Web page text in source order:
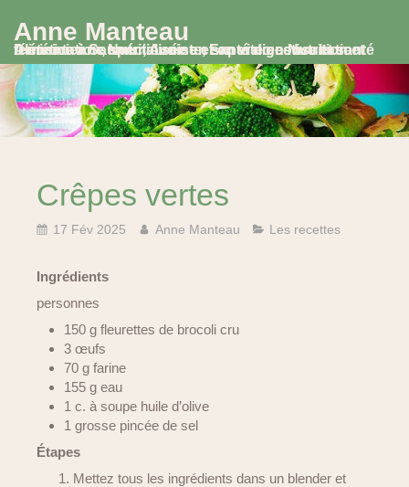
Anne Manteau
Diététicienne Nutritionniste, Experte en Nutrition et Alimentation, spécialisée en santé digestive et santé féminine à Saumur, Avoine et en visio consultation
Crêpes vertes
17 Fév 2025 Anne Manteau Les recettes
Ingrédients
personnes
150 g fleurettes de brocoli cru
3 œufs
70 g farine
155 g eau
1 c. à soupe huile d’olive
1 grosse pincée de sel
Étapes
Mettez tous les ingrédients dans un blender et